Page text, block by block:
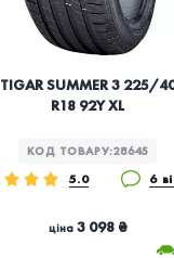
TIGAR SUMMER 3 225/
R18 92Y XL
КОД ТОВАРУ:28645
5.0 6
ціна3 098 ₴